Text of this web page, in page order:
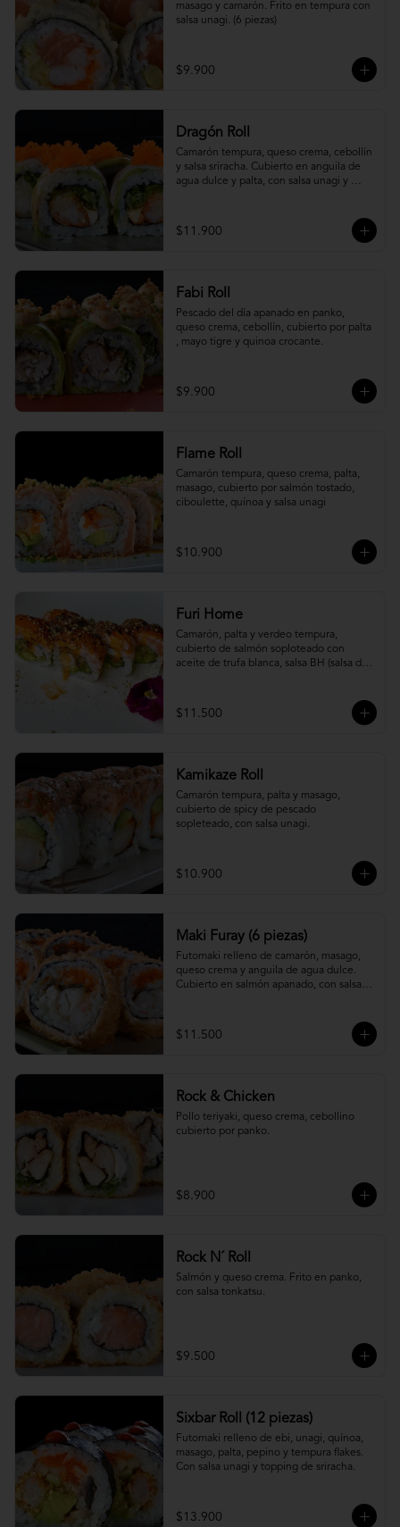
masago y camarón. Frito en tempura con
salsa unagi. (6 piezas)
$9.900
Dragón Roll
Camarón tempura, queso crema, cebollín
y salsa sriracha. Cubierto en anguila de
agua dulce y palta, con salsa unagi y
$11.900
Fabi Roll
Pescado del día apanado en panko,
queso crema, cebollín, cubierto por palta
, mayo tigre y quinoa crocante.
$9.900
Flame Roll
Camarón tempura, queso crema, palta,
masago, cubierto por salmón tostado,
ciboulette, quínoa y salsa unagi
$10.900
Furi Home
Camarón, palta y verdeo tempura,
cubierto de salmón soploteado con
aceite de trufa blanca, salsa BH (salsa de
$11.500
Kamikaze Roll
Camarón tempura, palta y masago,
cubierto de spicy de pescado
sopleteado, con salsa unagi.
$10.900
Maki Furay (6 piezas)
Futomaki relleno de camarón, masago,
queso crema y anguila de agua dulce.
Cubierto en salmón apanado, con salsa
$11.500
Rock & Chicken
Pollo teriyaki, queso crema, cebollino
cubierto por panko.
$8.900
Rock N´ Roll
Salmón y queso crema. Frito en panko,
con salsa tonkatsu.
$9.500
Sixbar Roll (12 piezas)
Futomaki relleno de ebi, unagi, quínoa,
masago, palta, pepino y tempura flakes.
Con salsa unagi y topping de sriracha.
$13.900